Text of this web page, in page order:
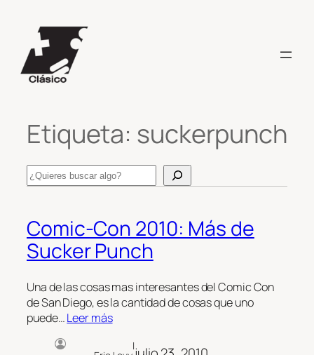
contenido
Etiqueta: suckerpunch
Search
Comic-Con 2010: Más de
Sucker Punch
Una de las cosas mas interesantes del Comic Con
de San Diego, es la cantidad de cosas que uno
puede…Leer más
|